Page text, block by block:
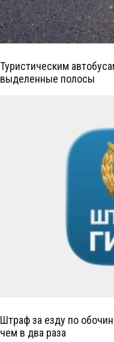
Туристическим
выделенные полосы
Штраф за езду по
чем в два раза